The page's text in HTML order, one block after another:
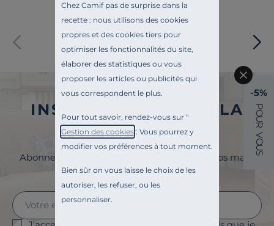
Chez Camif pas de surprise dans la
recette : nous utilisons des cookies
propres et des cookies tiers pour
optimiser les fonctionnalités du site,
élaborer des statistiques ou vous
proposer les articles ou publicités qui
vous correspondent le plus.
Pour tout savoir, rendez-vous sur "
Gestion des cookies". Vous pourrez y
modifier vos préférences à tout moment.
Bien sûr on vous laisse le choix de les
autoriser, les refuser, ou les
personnaliser.
Paiement sécurisé
INSCRIVEZ-VOUS À LA
NEWSLETTER
Abonnez-vous à la newsletter et surveillez vos mails
pour profiter de 5% de remise !
-5%
P
O
U
R
V
O
U
S